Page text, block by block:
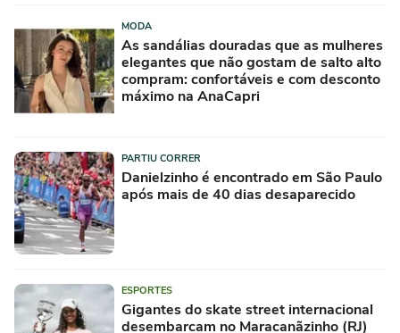
MODA
As sandálias douradas que as mulheres
elegantes que não gostam de salto alto
compram: confortáveis e com desconto
máximo na AnaCapri
PARTIU CORRER
Danielzinho é encontrado em São Paulo
após mais de 40 dias desaparecido
ESPORTES
Gigantes do skate street internacional
desembarcam no Maracanãzinho (RJ)